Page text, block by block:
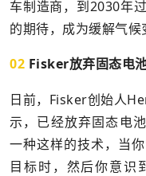
车制造商，到2030年
的期待，成为缓解气
02 Fisker放弃固态电
日前，Fisker创始人
示，已经放弃固态电
一种这样的技术，当
目标时，然后你意识